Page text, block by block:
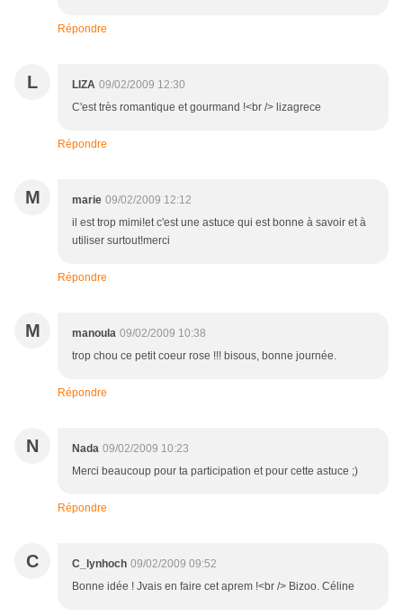
Répondre
L LIZA 09/02/2009 12:30
C'est très romantique et gourmand !<br /> lizagrece
Répondre
M marie 09/02/2009 12:12
il est trop mimi!et c'est une astuce qui est bonne à savoir et à
utiliser surtout!merci
Répondre
M manoula 09/02/2009 10:38
trop chou ce petit coeur rose !!! bisous, bonne journée.
Répondre
N Nada 09/02/2009 10:23
Merci beaucoup pour ta participation et pour cette astuce ;)
Répondre
C C_lynhoch 09/02/2009 09:52
Bonne idée ! Jvais en faire cet aprem !<br /> Bizoo. Céline